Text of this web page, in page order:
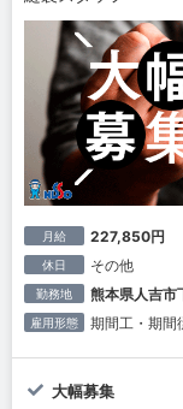
月給 227,850円
休日 その他
勤務地 熊本県人吉
雇用形態 期間工・期間
大幅募集